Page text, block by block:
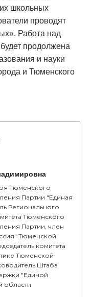
школьных
проводят
Работа над
продолжена
и науки
и Тюменского
Тюменского
Партии "Единая
Регионального
Тюменского
Партии, член
Тюменской
комитета
Тюменской
Штаба
"Единой
области